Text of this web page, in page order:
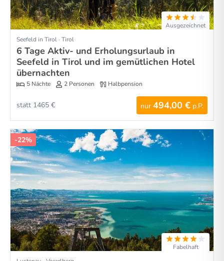
Ausgezeichnet
Seefeld in Tirol · Tirol
6 Tage Aktiv- und Erholungsurlaub in
Seefeld in Tirol und im gemütlichen Hotel
übernachten
5 Nächte 2 Personen Halbpension
nur 494,00 € p.P.
statt 1465 €
-22%
Fabelhaft